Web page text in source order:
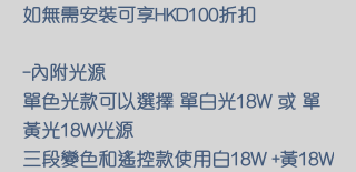
如無需安裝可享HKD100折扣
-內附光源
單色光款可以選擇 單白光18W 或 單
黃光18W光源
三段變色和遙控款使用白18W +黃18W